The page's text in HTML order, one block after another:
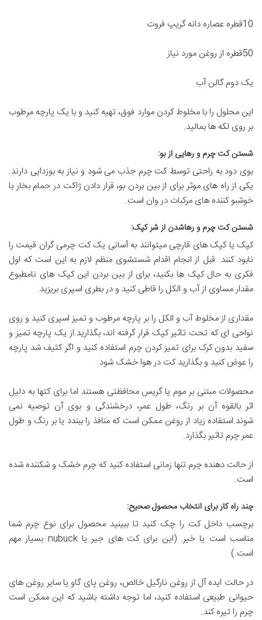
10قطره عصاره دانه گریپ فروت
50قطره از روغن مورد نیاز
یک دوم گالن آب
این محلول را با مخلوط کردن موارد فوق، تهیه کنید و با یک پارچه مرطوب
بر روی لکه ها بمالید.
شستن کت چرم و رهایی از بو:
بوی دود به راحتی توسط کت چرم جذب می شود و نیاز به بوزدایی دارند.
یکی از راه های موثر برای از بین بردن بو، قرار دادن ژاکت در حمام بخار با
خوشبو کننده های مرکبات در وان است.
شستن کت چرم و رهاشدن از شر کپک:
کپک یا کپک های قارچی میتوانند به آسانی یک کت چرمی گران قیمت را
نابود کنند. قبل از انجام اقدام شستشوی منظم لازم به این است که اول
فکری به حال کپک ها بکنید، برای از بین بردن این کپک های نامطبوع
مقدار مساوی از آب و الکل را قاطی کنید و در بطری اسپری بریزید.
مقداری از مخلوط آب و الکل را بر پارچه مرطوب و تمیز اسپری کنید و روی
نواحی ای که تحت تاثیر کپک قرار گرفته اند، بگذارید.از یک پارچه تمیز و
سفید بدون کرک برای تمیز کردن چرم استفاده کنید و اگر کثیف شد پارچه
را عوض کنید و بگذارید کت در هوا خشک شود.
محصولات مبتنی بر موم یا گریس محافظتی هستند اما برای کتها به دلیل
اثر بالقوه آن بر رنگ، طول عمر، درخشندگی و بوی آن توصیه نمی
شوند.استفاده زیاد از روغن ممکن است که منافذ را ببندد یا بر رنگ و طول
عمر چرم تاثیر بگذارد.
از حالت دهنده چرم تنها زمانی استفاده کنید که چرم خشک و شکننده شده
است.
چند راه کار برای انتخاب محصول صحیح:
برچسب داخل کت را چک کنید تا ببینید محصول برای نوع چرم شما
مناسب است یا خیر. (این برای کت های جیر یا nubuck بسیار مهم
است.)
در حالت ایده آل از روغن نارگیل خالص، روغن پای گاو یا سایر روغن های
حیوانی طبیعی استفاده کنید، اما توجه داشته باشید که این ممکن است
چرم را تیره کند.